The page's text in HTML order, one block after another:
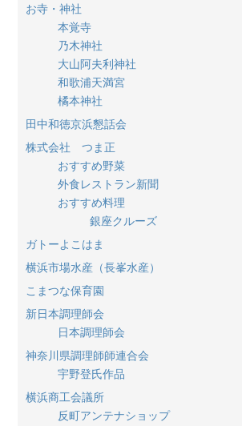
お寺・神社
本覚寺
乃木神社
大山阿夫利神社
和歌浦天満宮
橘本神社
田中和徳京浜懇話会
株式会社 つま正
おすすめ野菜
外食レストラン新聞
おすすめ料理
銀座クルーズ
ガトーよこはま
横浜市場水産（長峯水産）
こまつな保育園
新日本調理師会
日本調理師会
神奈川県調理師師連合会
宇野登氏作品
横浜商工会議所
反町アンテナショップ